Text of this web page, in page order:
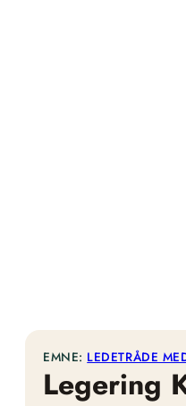
EMNE: LEDETRÅDE
Legering